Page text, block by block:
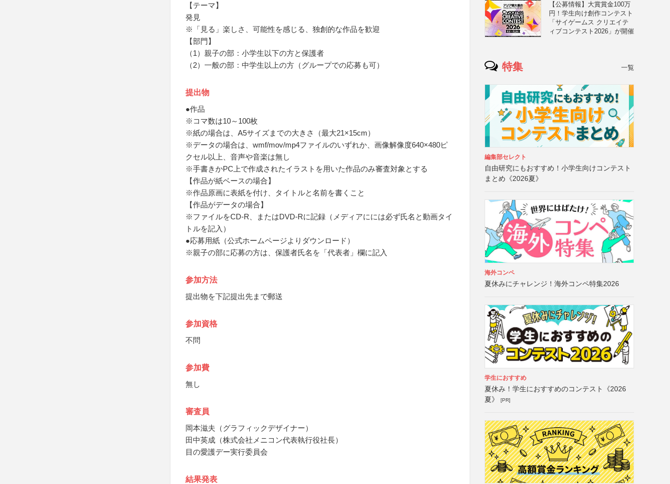
【テーマ】
発見
※「見る」楽しさ、可能性を感じる、独創的な作品を歓迎
【部門】
（1）親子の部：小学生以下の方と保護者
（2）一般の部：中学生以上の方（グループでの応募も可）
提出物
●作品
※コマ数は10～100枚
※紙の場合は、A5サイズまでの大きさ（最大21×15cm）
※データの場合は、wmf/mov/mp4ファイルのいずれか、画像解像度640×480ピ
クセル以上、音声や音楽は無し
※手書きかPC上で作成されたイラストを用いた作品のみ審査対象とする
【作品が紙ベースの場合】
※作品原画に表紙を付け、タイトルと名前を書くこと
【作品がデータの場合】
※ファイルをCD-R、またはDVD-Rに記録（メディアにには必ず氏名と動画タイ
トルを記入）
●応募用紙（公式ホームページよりダウンロード）
※親子の部に応募の方は、保護者氏名を「代表者」欄に記入
参加方法
提出物を下記提出先まで郵送
参加資格
不問
参加費
無し
審査員
岡本滋夫（グラフィックデザイナー）
田中英成（株式会社メニコン代表執行役社長）
目の愛護デー実行委員会
結果発表
【公募情報】大賞賞金100万
円！学生向け創作コンテスト
「サイゲームス クリエイテ
ィブコンテスト2026」が開催
特集 一覧
編集部セレクト
自由研究にもおすすめ！小学生向けコンテスト
まとめ《2026夏》
海外コンペ
夏休みにチャレンジ！海外コンペ特集2026
学生におすすめ
夏休み！学生におすすめのコンテスト《2026
夏》
[PR]